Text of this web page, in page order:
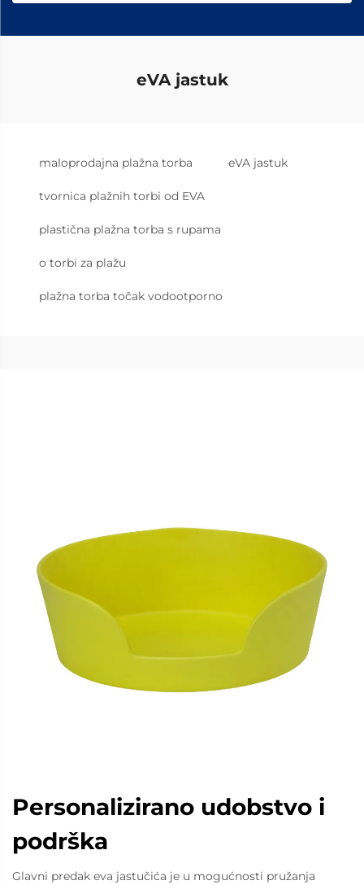
eVA jastuk
maloprodajna plažna torba eVA jastuk
tvornica plažnih torbi od EVA
plastična plažna torba s rupama
o torbi za plažu
plažna torba točak vodootporno
Personalizirano udobstvo i
podrška
Glavni predak eva jastučića je u mogućnosti pružanja